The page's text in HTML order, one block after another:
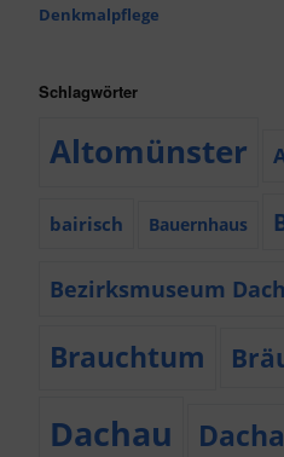
Denkmalpflege
Schlagwörter
Altomünster
bairisch Bauernhaus
Bezirksmuseum
Brauchtum
Dachau